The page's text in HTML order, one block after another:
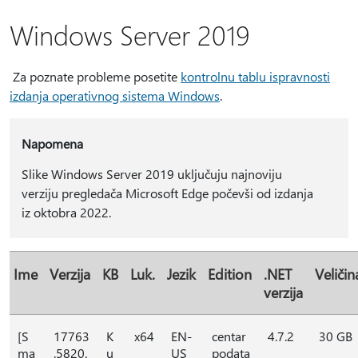
Windows Server 2019
Za poznate probleme posetite kontrolnu tablu ispravnosti
izdanja operativnog sistema Windows.
Napomena
Slike Windows Server 2019 uključuju najnoviju
verziju pregledača Microsoft Edge počevši od izdanja
iz oktobra 2022.
Ime Verzija KB Luk. Jezik Edition
.NET
verzija
[S
ma
17763
.5820.
K
u
x64
EN-
US
centar
podata
4.7.2 30 GB